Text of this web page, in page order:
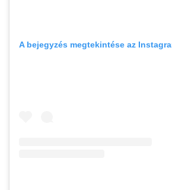
A bejegyzés megtekintése az